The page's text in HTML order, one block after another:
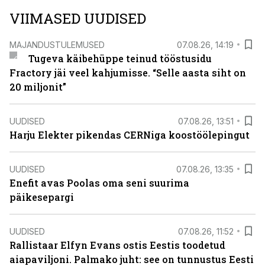
VIIMASED UUDISED
MAJANDUSTULEMUSED 07.08.26, 14:19
Tugeva käibehüppe teinud tööstusidu
Fractory jäi veel kahjumisse. “Selle aasta siht on
20 miljonit”
UUDISED 07.08.26, 13:51
Harju Elekter pikendas CERNiga koostöölepingut
UUDISED 07.08.26, 13:35
Enefit avas Poolas oma seni suurima
päikesepargi
UUDISED 07.08.26, 11:52
Rallistaar Elfyn Evans ostis Eestis toodetud
aiapaviljoni. Palmako juht: see on tunnustus Eesti